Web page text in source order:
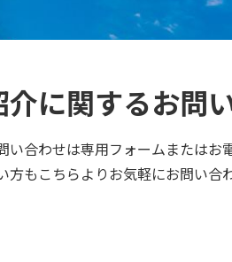
に関するお問
い合わせは専用フォームまたはお
方も こちらよりお気軽にお問い合